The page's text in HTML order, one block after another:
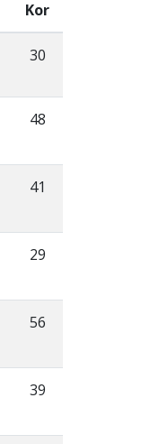
Kor
30
48
41
29
56
39